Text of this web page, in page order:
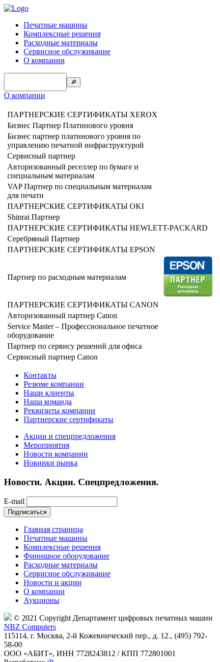
Печатные машины
Комплексные решения
Расходные материалы
Сервисное обслуживание
О компании
🔎
О компании
ПАРТНЕРСКИЕ СЕРТИФИКАТЫ XEROX
Бизнес Партнер Платинового уровня
Бизнес партнер платинового уровня по
управлению печатной инфраструктурой
Сервисный партнер
Авторизованный реселлер по бумаге и
специальным материалам
VAP Партнер по специальным материалам
для печати
ПАРТНЕРСКИЕ СЕРТИФИКАТЫ OKI
Shinrai Партнер
ПАРТНЕРСКИЕ СЕРТИФИКАТЫ HEWLETT-PACKARD
Серебряный Партнер
ПАРТНЕРСКИЕ СЕРТИФИКАТЫ EPSON
Партнер по расходным материалам
ПАРТНЕРСКИЕ СЕРТИФИКАТЫ CANON
Авторизованный партнер Canon
Service Master – Профессиональное печатное
оборудование
Партнер по сервису решений для офиса
Сервисный партнер Canon
Контакты
Резюме компании
Наши клиенты
Наша команда
Реквизиты компании
Партнерские сертификаты
Акции и спецпредложения
Мероприятия
Новости компании
Новинки рынка
Новости. Акции. Спецпредложения.
E-mail
Главная страница
Печатные машины
Комплексные решения
Финишное оборудование
Расходные материалы
Сервисное обслуживание
Новости и акции
О компании
Аукционы
© 2021 Copyright Департамент цифровых печатных машин
NBZ Computers
115114, г. Москва, 2-й Кожевнический пер., д. 12., (495) 792-
58-00
ООО «АБИТ», ИНН 7728243812 / КПП 772801001